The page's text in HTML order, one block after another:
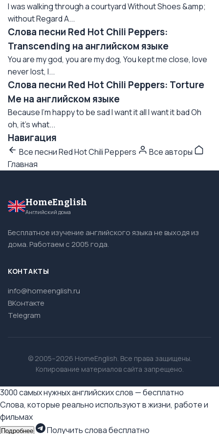
I was walking through a courtyard Without Shoes &amp;
without Regard A...
Слова песни Red Hot Chili Peppers:
Transcending на английском языке
You are my god, you are my dog, You kept me close, love
never lost, I...
Слова песни Red Hot Chili Peppers: Torture
Me на английском языке
Because I'm happy to be sad I want it all I want it bad Oh
oh, it's what...
Навигация
Все песни Red Hot Chili Peppers
Все авторы
Главная
HomeEnglish
Английский дома
Бесплатное изучение английского языка не выходя из
дома. Работаем с 2005 года.
КОНТАКТЫ
info@homeenglish.ru
ВКонтакте
Telegram
© 2005–2026 HomeEnglish. Все права защищены.
Копирование материалов сайта запрещено.
3000 самых нужных английских слов — бесплатно
Слова, которые реально используют в жизни, работе и
фильмах
Подробнее Получить слова бесплатно